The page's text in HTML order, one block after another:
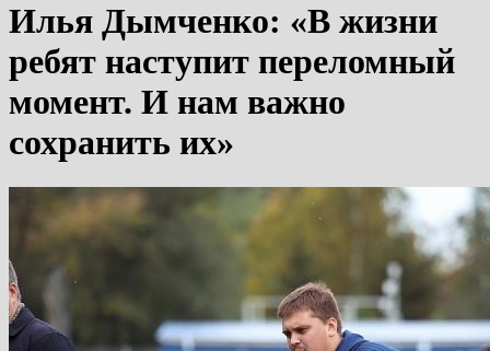
Илья Дымченко: «В жизни
ребят наступит переломный
момент. И нам важно
сохранить их»